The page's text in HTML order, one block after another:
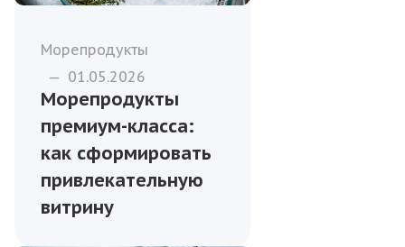
Морепродукты
— 01.05.2026
Морепродукты
премиум-класса:
как сформировать
привлекательную
витрину